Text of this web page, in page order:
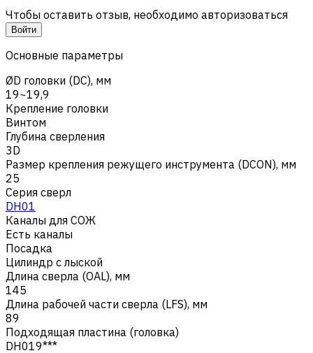
Чтобы оставить отзыв, необходимо авторизоваться
Войти
Основные параметры
ØD головки (DC), мм
19~19,9
Крепление головки
Винтом
Глубина сверления
3D
Размер крепления режущего инструмента (DCON), мм
25
Серия сверл
DH01
Каналы для СОЖ
Есть каналы
Посадка
Цилиндр с лыской
Длина сверла (OAL), мм
145
Длина рабочей части сверла (LFS), мм
89
Подходящая пластина (головка)
DH019***